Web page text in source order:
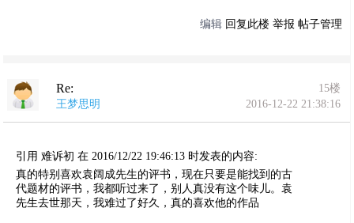
编辑 回复此楼 举报 帖子管理
Re:
15楼
王梦思明
2016-12-22 21:38:16
引用 难诉初 在 2016/12/22 19:46:13 时发表的内容:
真的特别喜欢袁阔成先生的评书，现在只要是能找到的古
代题材的评书，我都听过来了，别人真没有这个味儿。袁
先生去世那天，我难过了好久，真的喜欢他的作品